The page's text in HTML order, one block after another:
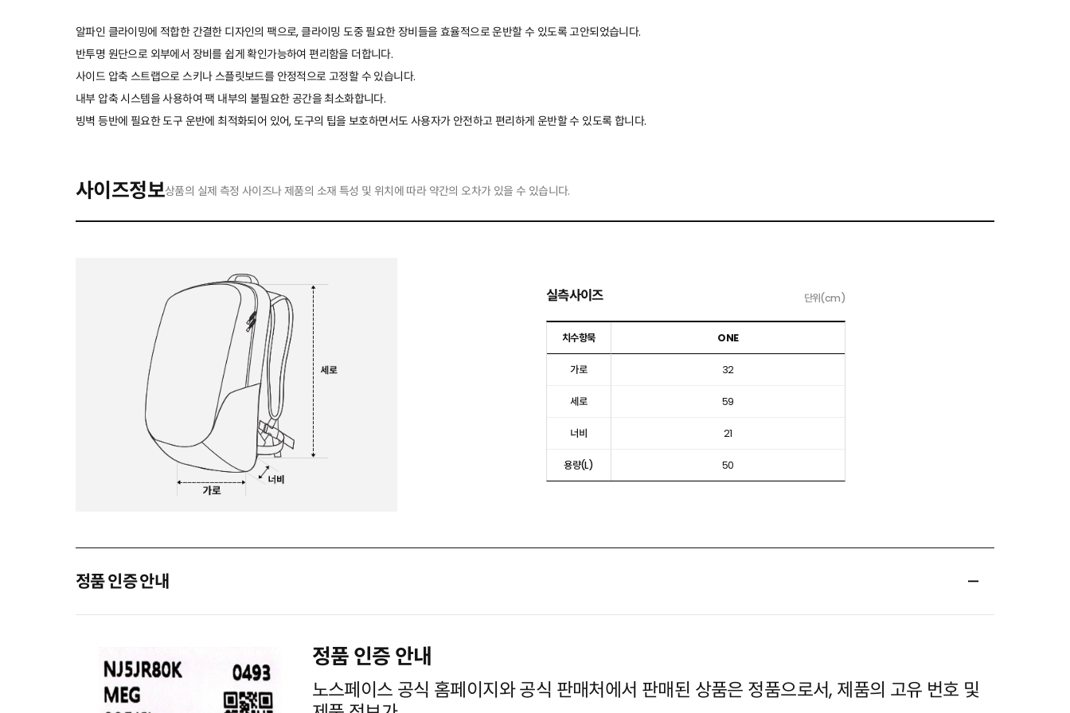
알파인 클라이밍에 적합한 간결한 디자인의 팩으로, 클라이밍 도중 필요한 장비들을 효율적으로 운반할 수 있도록 고안되었습니다.
반투명 원단으로 외부에서 장비를 쉽게 확인가능하여 편리함을 더합니다.
사이드 압축 스트랩으로 스키나 스플릿보드를 안정적으로 고정할 수 있습니다.
내부 압축 시스템을 사용하여 팩 내부의 불필요한 공간을 최소화합니다.
빙벽 등반에 필요한 도구 운반에 최적화되어 있어, 도구의 팁을 보호하면서도 사용자가 안전하고 편리하게 운반할 수 있도록 합니다.
사이즈정보상품의 실제 측정 사이즈나 제품의 소재 특성 및 위치에 따라 약간의 오차가 있을 수 있습니다.
실측사이즈 단위(cm)
치수항묵 ONE
가로 32
세로 59
너비 21
용량(L) 50
정품 인증 안내
정품 인증 안내
노스페이스 공식 홈페이지와 공식 판매처에서 판매된 상품은 정품으로서, 제품의 고유 번호 및